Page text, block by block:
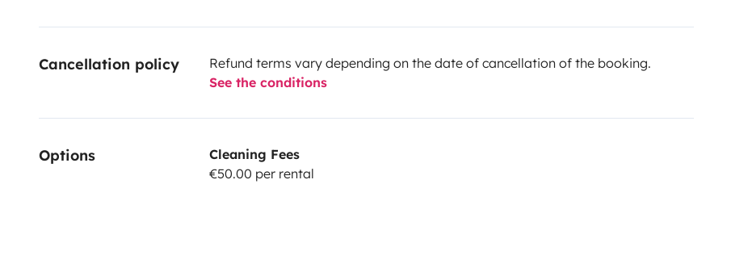
Cancellation policy
Refund terms vary depending on the date of cancellation of the booking.
See the conditions
Options
Cleaning Fees
€50.00 per rental